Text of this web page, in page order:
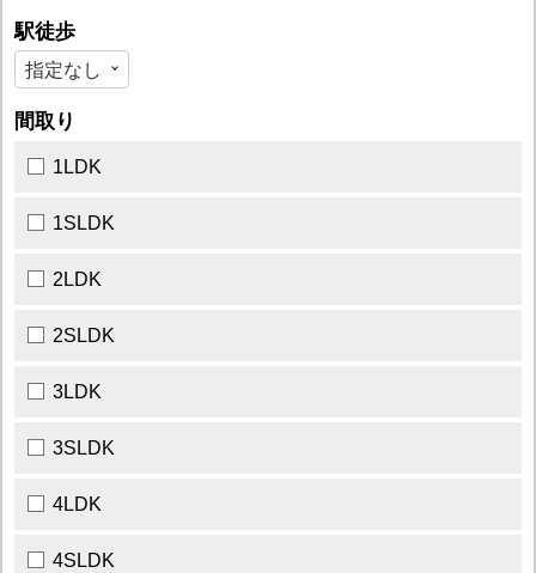
駅徒歩
間取り
1LDK
1SLDK
2LDK
2SLDK
3LDK
3SLDK
4LDK
4SLDK